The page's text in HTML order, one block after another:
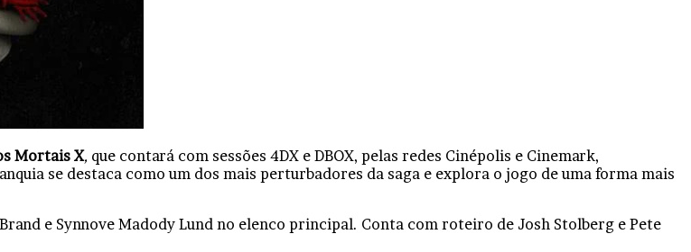
Mortais X, que contará com sessões 4DX e DBOX, pelas redes Cinépolis e Cinemark,
se destaca como um dos mais perturbadores da saga e explora o jogo de uma forma mais
e Synnove Madody Lund no elenco principal. Conta com roteiro de Josh Stolberg e Pete